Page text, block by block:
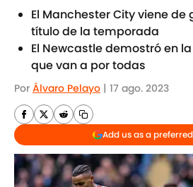
El Manchester City viene
título de la temporada
El Newcastle demostró en
que van a por todas
Por Álvaro Pelayo | 17 ago. 2023
Add us as a